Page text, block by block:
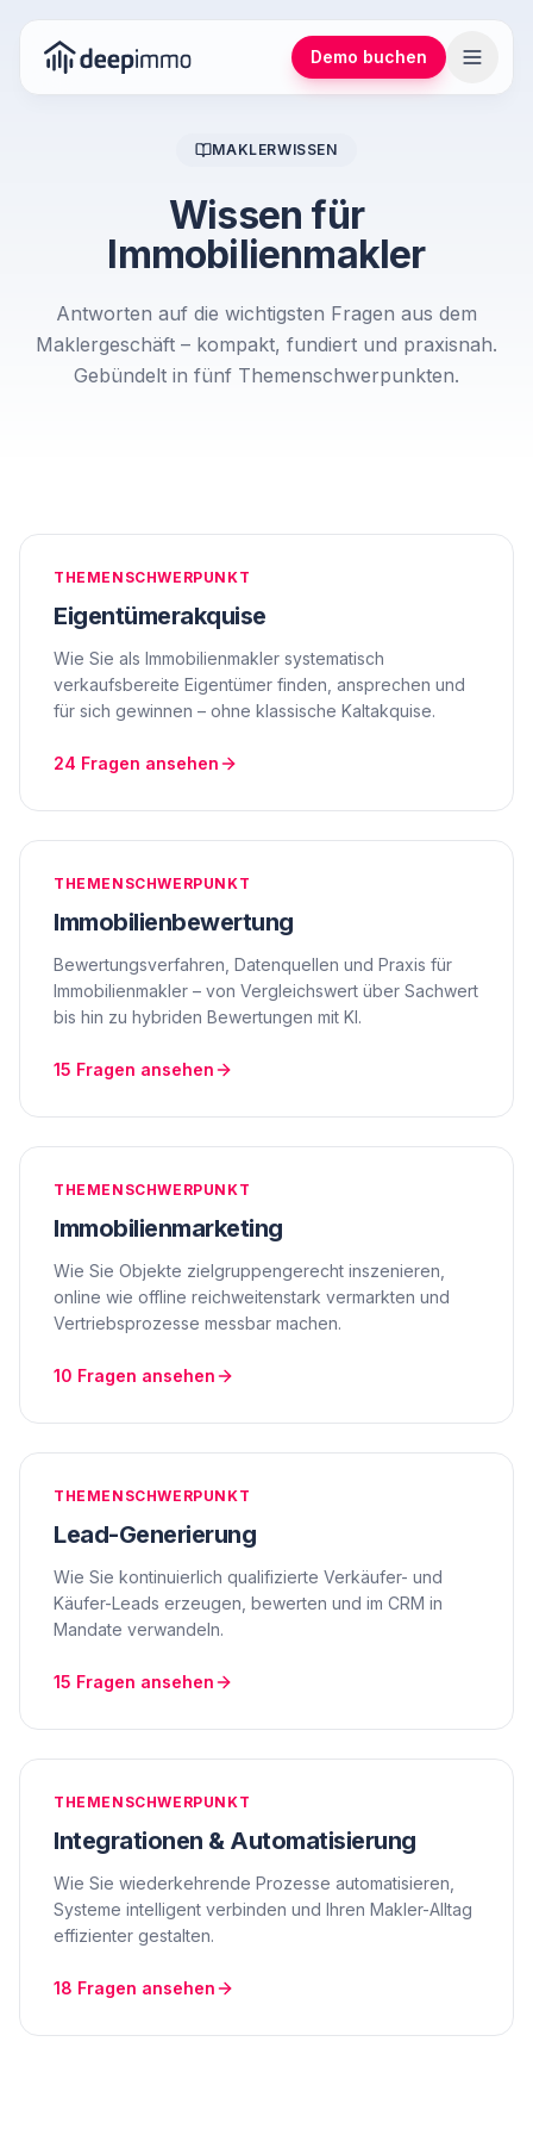
Demo buchen
MAKLERWISSEN
Wissen für
Immobilienmakler
Antworten auf die wichtigsten Fragen aus dem
Maklergeschäft – kompakt, fundiert und praxisnah.
Gebündelt in fünf Themenschwerpunkten.
THEMENSCHWERPUNKT
Eigentümerakquise
Wie Sie als Immobilienmakler systematisch
verkaufsbereite Eigentümer finden, ansprechen und
für sich gewinnen – ohne klassische Kaltakquise.
24 Fragen ansehen
THEMENSCHWERPUNKT
Immobilienbewertung
Bewertungsverfahren, Datenquellen und Praxis für
Immobilienmakler – von Vergleichswert über Sachwert
bis hin zu hybriden Bewertungen mit KI.
15 Fragen ansehen
THEMENSCHWERPUNKT
Immobilienmarketing
Wie Sie Objekte zielgruppengerecht inszenieren,
online wie offline reichweitenstark vermarkten und
Vertriebsprozesse messbar machen.
10 Fragen ansehen
THEMENSCHWERPUNKT
Lead-Generierung
Wie Sie kontinuierlich qualifizierte Verkäufer- und
Käufer-Leads erzeugen, bewerten und im CRM in
Mandate verwandeln.
15 Fragen ansehen
THEMENSCHWERPUNKT
Integrationen & Automatisierung
Wie Sie wiederkehrende Prozesse automatisieren,
Systeme intelligent verbinden und Ihren Makler-Alltag
effizienter gestalten.
18 Fragen ansehen